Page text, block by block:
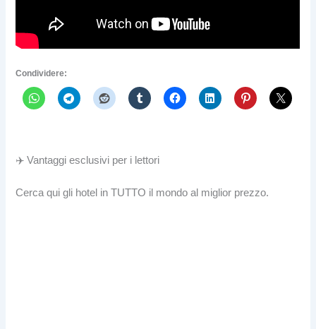
Condividere:
✈️ Vantaggi esclusivi per i lettori
Cerca qui gli hotel in TUTTO il mondo al miglior prezzo.